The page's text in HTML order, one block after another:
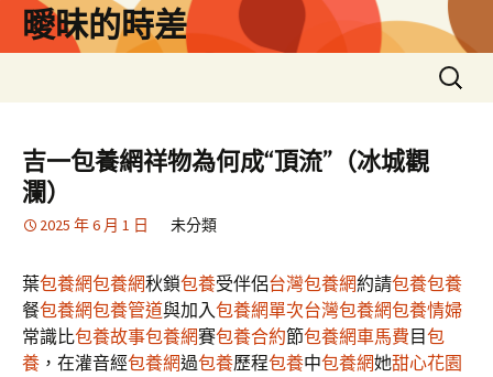
曖昧的時差
搜
尋
吉一包養網祥物為何成“頂流”（冰城觀
瀾）
2025 年 6 月 1 日 未分類
葉包養網包養網秋鎖包養受伴侶台灣包養網約請包養包養
餐包養網包養管道與加入包養網單次台灣包養網包養情婦
常識比包養故事包養網賽包養合約節包養網車馬費 目包
養 ，在灌音經包養網過包養歷程包養中包養網她甜心花園